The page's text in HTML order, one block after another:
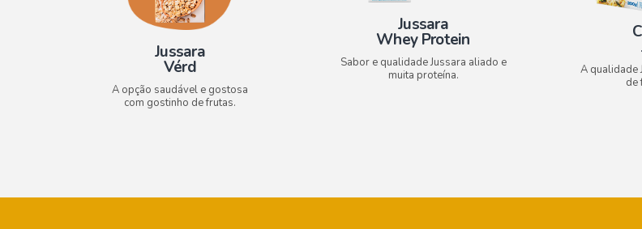
Jussara
Vérd
A opção saudável e gostosa
com gostinho de frutas.
Jussara
Whey Protein
Sabor e qualidade Jussara aliado e
muita proteína.
A qualidade
de